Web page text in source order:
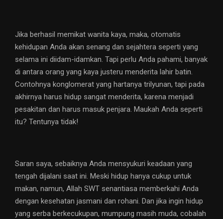
Jika berhasil memikat wanita kaya, maka, otomatis
kehidupan Anda akan senang dan sejahtera seperti yang
selama ini diidam-idamkan. Tapi perlu Anda pahami, banyak
di antara orang yang kaya justeru menderita lahir batin.
Contohnya konglomerat yang hartanya trilyunan, tapi pada
akhirnya harus hidup sangat menderita, karena menjadi
pesakitan dan harus masuk penjara. Maukah Anda seperti
itu? Tentunya tidak!
Saran saya, sebaiknya Anda mensyukuri keadaan yang
tengah dijalani saat ini. Meski hidup hanya cukup untuk
makan, namun, Allah SWT senantiasa memberkahi Anda
dengan kesehatan jasmani dan rohani. Dan jika ingin hidup
yang serba berkecukupan, mumpung masih muda, cobalah